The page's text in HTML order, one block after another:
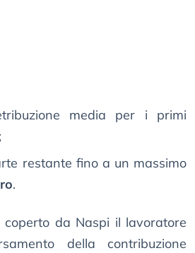
media per i primi
;
restante fino a un massimo
.
coperto da Naspi il lavoratore
della contribuzione